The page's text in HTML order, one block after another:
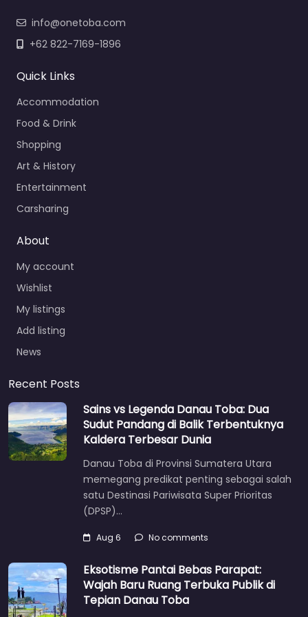
info@onetoba.com
+62 822-7169-1896
Quick Links
Accommodation
Food & Drink
Shopping
Art & History
Entertainment
Carsharing
About
My account
Wishlist
My listings
Add listing
News
Recent Posts
Sains vs Legenda Danau Toba: Dua
Sudut Pandang di Balik Terbentuknya
Kaldera Terbesar Dunia
Danau Toba di Provinsi Sumatera Utara
memegang predikat penting sebagai salah
satu Destinasi Pariwisata Super Prioritas
(DPSP)…
Aug 6 No comments
Eksotisme Pantai Bebas Parapat:
Wajah Baru Ruang Terbuka Publik di
Tepian Danau Toba